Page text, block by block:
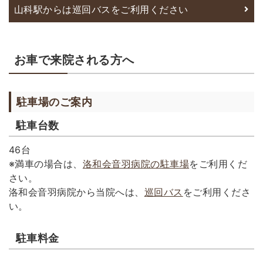
山科駅からは巡回バスをご利用ください
お車で来院される方へ
駐車場のご案内
駐車台数
46台
※満車の場合は、 洛和会音羽病院の駐車場をご利用くだ
さい。
洛和会音羽病院から当院へは、 巡回バス をご利用くださ
い。
駐車料金